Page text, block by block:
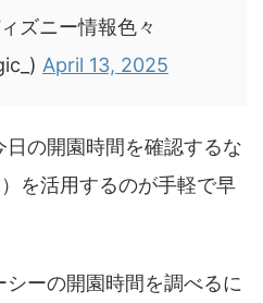
ズニー情報色々
April 13, 2025
の開園時間を確認するな
を活用するのが手軽で早
ーの開園時間を調べるに